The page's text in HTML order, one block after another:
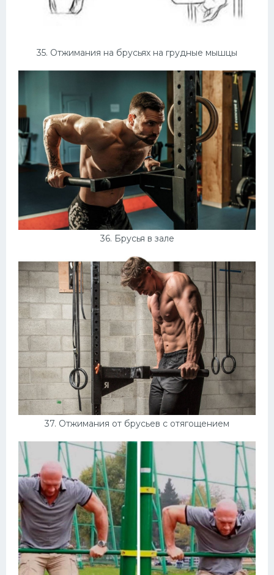
35. Отжимания на брусьях на грудные мышцы
36. Брусья в зале
37. Отжимания от брусьев с отягощением